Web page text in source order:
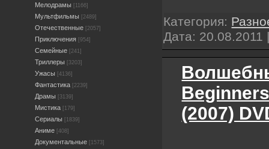
Мелодрамы [1166]
Мультфильмы [2489]
Отечественные [2057]
Приключения [954]
Семейные [241]
Триллеры [3203]
Ужасы [4136]
Фантастика [2239]
Драмы [3139]
Мистика [179]
Сериалы [1839]
Аниме [408]
Документальные [1573]
Категория:
Дата: 20.08.2011
(2007)